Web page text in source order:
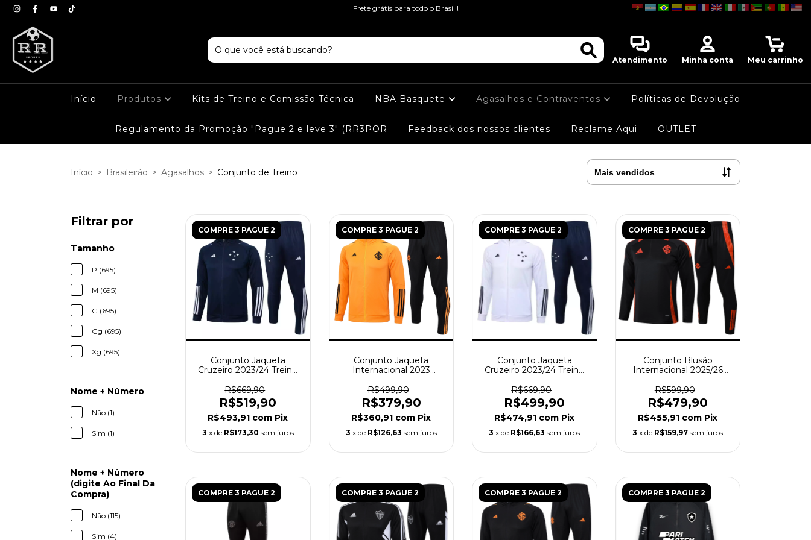
Frete grátis para todo o Brasil !
Atendimento Minha conta Meu carrinho
Início Produtos Kits de Treino e Comissão Técnica NBA Basquete Agasalhos e Contraventos Políticas de Devolução
Regulamento da Promoção "Pague 2 e leve 3" (RR3POR Feedback dos nossos clientes Reclame Aqui OUTLET
Início > Brasileirão > Agasalhos > Conjunto de Treino
Filtrar por
Tamanho
P (695)
M (695)
G (695)
Gg (695)
Xg (695)
Nome + Número
Não (1)
Sim (1)
Nome + Número
(digite Ao Final Da
Compra)
Não (115)
Sim (4)
COMPRE 3 PAGUE 2
Conjunto Jaqueta
Cruzeiro 2023/24 Treino
R$669,90
R$519,90
R$493,91 com Pix
3 x de R$173,30 sem juros
COMPRE 3 PAGUE 2
Conjunto Jaqueta
Internacional 2023
R$499,90
R$379,90
R$360,91 com Pix
3 x de R$126,63 sem juros
COMPRE 3 PAGUE 2
Conjunto Jaqueta
Cruzeiro 2023/24 Treino
R$669,90
R$499,90
R$474,91 com Pix
3 x de R$166,63 sem juros
COMPRE 3 PAGUE 2
Conjunto Blusão
Internacional 2025/26
R$599,90
R$479,90
R$455,91 com Pix
3 x de R$159,97 sem juros
COMPRE 3 PAGUE 2 COMPRE 3 PAGUE 2 COMPRE 3 PAGUE 2 COMPRE 3 PAGUE 2